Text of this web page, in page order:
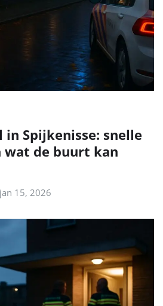
Spijkenisse: snelle
wat de buurt kan
jan 15, 2026